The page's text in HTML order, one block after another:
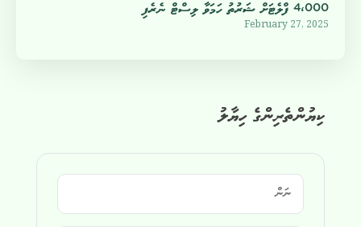
ކިޔުންތެރިންގެ ހިޔާލު
4،000 ފްލެޓަށް ޝަރުތު ހަމަވާ ލިސްޓް ނެރެފި
February 27, 2025